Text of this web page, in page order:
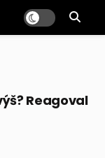
Reagoval